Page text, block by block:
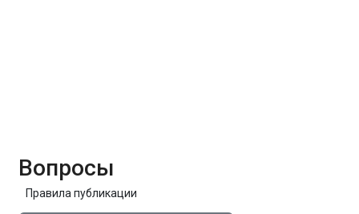
Вопросы
Правила публикации